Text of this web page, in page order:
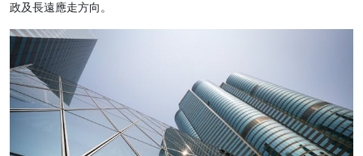
政及長遠應走方向。